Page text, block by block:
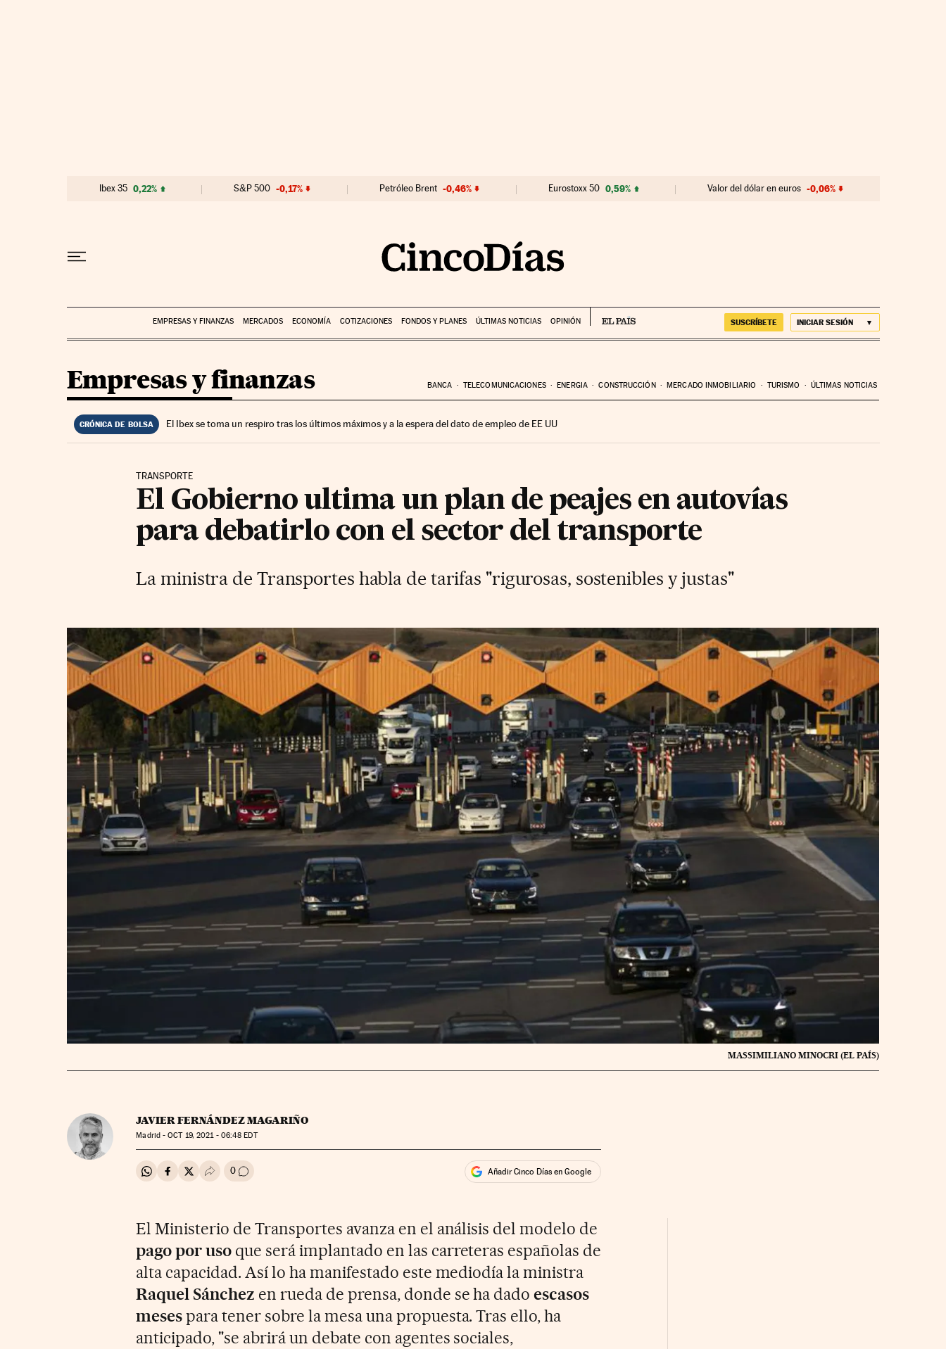
Ibex 35 0,22% S&P 500 -0,17% Petróleo Brent -0,46% Eurostoxx 50 0,59% Valor del dólar en euros -0,06%
EMPRESAS Y FINANZAS MERCADOS ECONOMÍA COTIZACIONES FONDOS Y PLANES ÚLTIMAS NOTICIAS OPINIÓN SUSCRÍBETE INICIAR SESIÓN
Empresas y finanzas BANCA TELECOMUNICACIONES ENERGIA CONSTRUCCIÓN MERCADO INMOBILIARIO TURISMO ÚLTIMAS NOTICIAS
CRÓNICA DE BOLSA El Ibex se toma un respiro tras los últimos máximos y a la espera del dato de empleo de EE UU
TRANSPORTE
El Gobierno ultima un plan de peajes en autovías
para debatirlo con el sector del transporte
La ministra de Transportes habla de tarifas "rigurosas, sostenibles y justas"
MASSIMILIANO MINOCRI (EL PAÍS)
JAVIER FERNÁNDEZ MAGARIÑO
Madrid -OCT19, 2021 - 06:48 EDT
Compartir en Whatsapp
Compartir en Facebook
Compartir en Twitter
Desplegar Redes Sociales
0 Ir a los comentarios Añadir Cinco Días en Google
El Ministerio de Transportes avanza en el análisis del modelo de
pago por uso que será implantado en las carreteras españolas de
alta capacidad. Así lo ha manifestado este mediodía la ministra
Raquel Sánchez en rueda de prensa, donde se ha dadoescasos
mesespara tener sobre la mesa una propuesta. Tras ello, ha
anticipado, "se abrirá un debate con agentes sociales,